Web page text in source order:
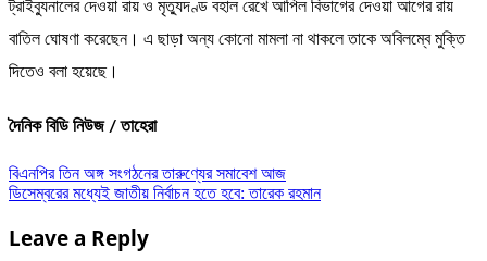
ট্রাইব্যুনালের দেওয়া রায় ও মৃত্যুদণ্ড বহাল রেখে আপিল বিভাগের দেওয়া আগের রায়
বাতিল ঘোষণা করেছেন। এ ছাড়া অন্য কোনো মামলা না থাকলে তাকে অবিলম্বে মুক্তি
দিতেও বলা হয়েছে।
দৈনিক বিডি নিউজ / তাহেরা
Post
বিএনপির তিন অঙ্গ সংগঠনের তারুণ্যের সমাবেশ আজ
ডিসেম্বরের মধ্যেই জাতীয় নির্বাচন হতে হবে: তারেক রহমান
Leave a Reply